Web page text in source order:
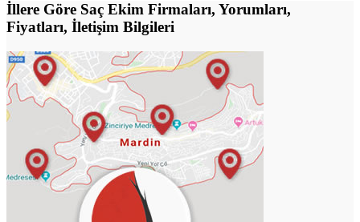
İllere Göre Saç Ekim Firmaları, Yorumları,
Fiyatları, İletişim Bilgileri